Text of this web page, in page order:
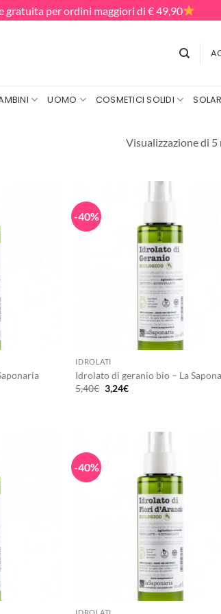
gratuita per ordini maggiori di € 49,90
UOMO COSMETICI SOLIDI
Visualizzazione di
-40%
IDROLATI
Idrolato di geranio bio – La
5,40€ Il
prezzo
3,24€Il
-40%